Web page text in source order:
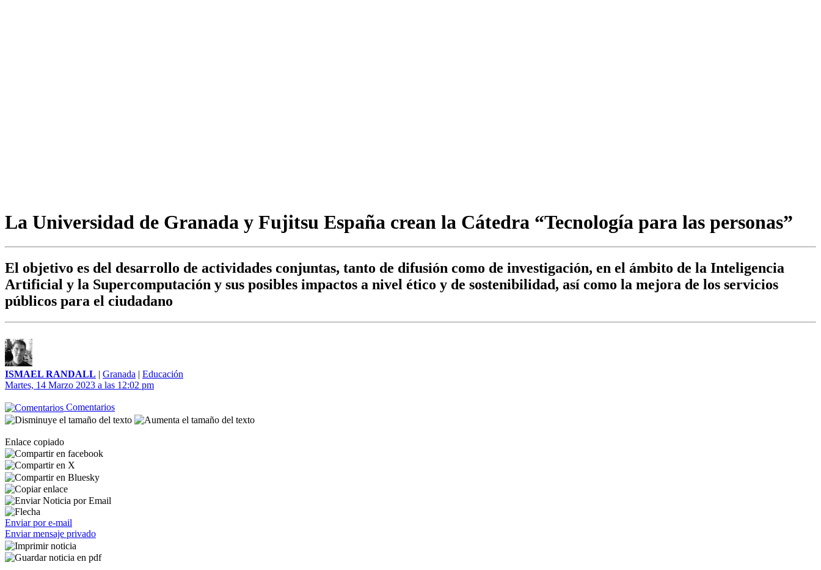
La Universidad de Granada y Fujitsu España crean la Cátedra “Tecnología para las personas”
El objetivo es del desarrollo de actividades conjuntas, tanto de difusión como de investigación, en el ámbito de la Inteligencia
Artificial y la Supercomputación y sus posibles impactos a nivel ético y de sostenibilidad, así como la mejora de los servicios
públicos para el ciudadano
ISMAEL RANDALL | Granada | Educación
Martes, 14 Marzo 2023 a las 12:02 pm
Comentarios
Enlace copiado
Enviar por e-mail
Enviar mensaje privado